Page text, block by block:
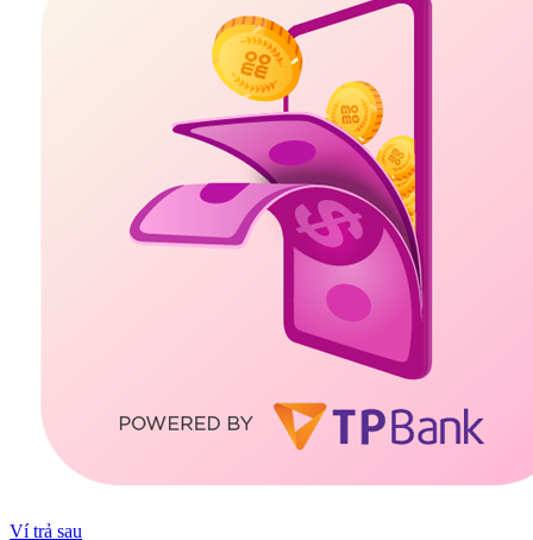
Ví trả sau